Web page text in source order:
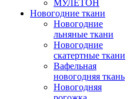
МУЛЕТОН
Новогодние ткани
Новогодние
льняные ткани
Новогодние
скатертные ткани
Вафельная
новогодняя ткань
Новогодняя